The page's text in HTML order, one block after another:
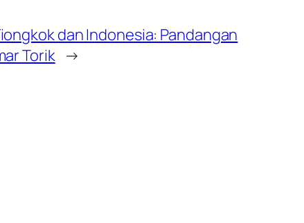
dan Indonesia: Pandangan
Torik →